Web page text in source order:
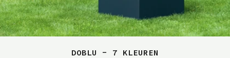
DOBLU - 7 KLEUREN